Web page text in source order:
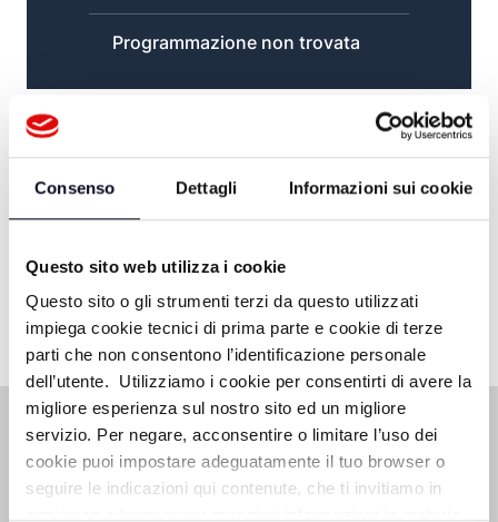
Consenso Dettagli Informazioni sui cookie
Questo sito web utilizza i cookie
Questo sito o gli strumenti terzi da questo utilizzati
impiega cookie tecnici di prima parte e cookie di terze
parti che non consentono l’identificazione personale
dell’utente. Utilizziamo i cookie per consentirti di avere la
migliore esperienza sul nostro sito ed un migliore
servizio. Per negare, acconsentire o limitare l’uso dei
cookie puoi impostare adeguatamente il tuo browser o
seguire le indicazioni qui contenute, che ti invitiamo in
Programmazione non trovata